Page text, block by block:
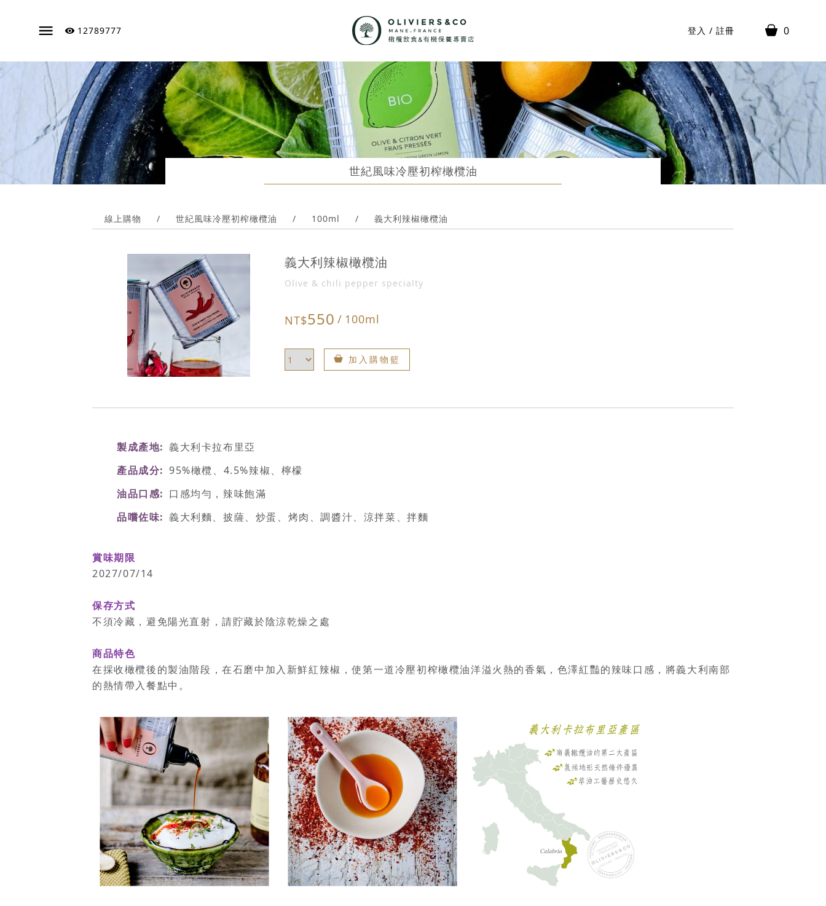
12789777 登入 / 註冊 0
世紀風味冷壓初榨橄欖油
線上購物 / 世紀風味冷壓初榨橄欖油 / 100ml / 義大利辣椒橄欖油
義大利辣椒橄欖油
Olive & chili pepper specialty
NT$550 / 100ml
加入購物籃
製成產地
義大利卡拉布里亞
產品成分
95%橄欖、4.5%辣椒、檸檬
油品口感
口感均勻，辣味飽滿
品嚐佐味
義大利麵、披薩、炒蛋、烤肉、調醬汁、涼拌菜、拌麵
賞味期限
2027/07/14
保存方式
不須冷藏，避免陽光直射，請貯藏於陰涼乾燥之處
商品特色
在採收橄欖後的製油階段，在石磨中加入新鮮紅辣椒，使第一道冷壓初榨橄欖油洋溢火熱的香氣，色澤紅豔的辣味口感，將義大利南部
的熱情帶入餐點中。